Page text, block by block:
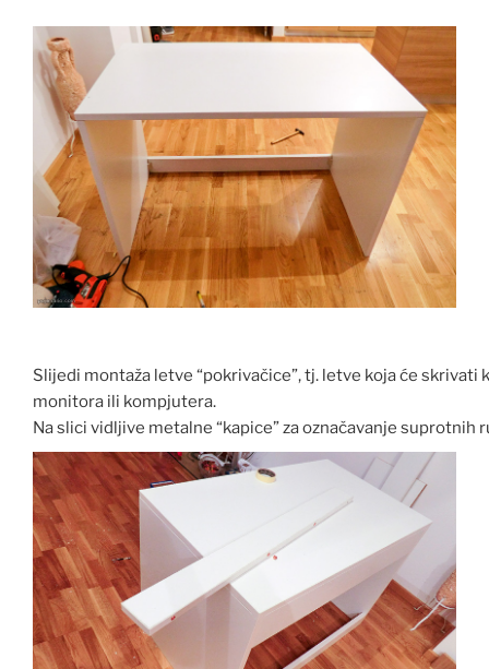
Slijedi montaža letve “pokrivačice”, tj. letve koja će
monitora ili kompjutera.
Na slici vidljive metalne “kapice” za označavanje